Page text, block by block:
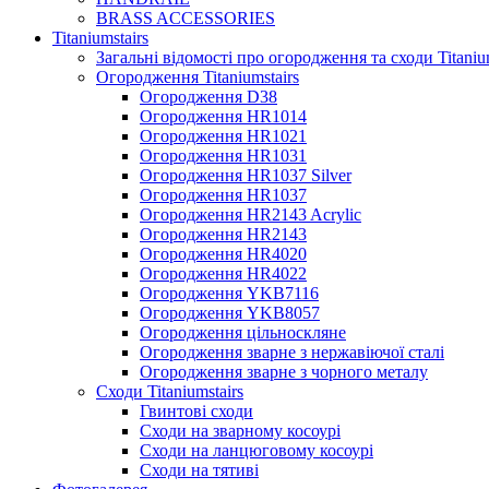
BRASS ACCESSORIES
Titaniumstairs
Загальні відомості про огородження та сходи
Огородження Titaniumstairs
Огородження D38
Огородження HR1014
Огородження HR1021
Огородження HR1031
Огородження HR1037 Silver
Огородження HR1037
Огородження HR2143 Acrylic
Огородження HR2143
Огородження HR4020
Огородження HR4022
Огородження YKB7116
Огородження YKB8057
Огородження цільноскляне
Огородження зварне з нержавіючої сталі
Огородження зварне з чорного металу
Сходи Titaniumstairs
Гвинтові сходи
Cходи на зварному косоурі
Сходи на ланцюговому косоурі
Cходи на тятиві